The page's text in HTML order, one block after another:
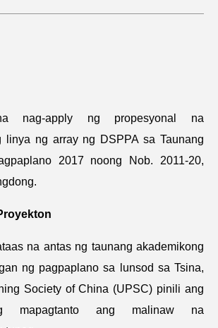
nag-apply ng propesyonal na
linya ng array ng DSPPA sa Taunang
2017 noong Nob. 2011-20,
na antas ng taunang akademikong
ng pagpaplano sa lunsod sa Tsina,
Society of China (UPSC) pinili ang
mapagtanto ang malinaw na